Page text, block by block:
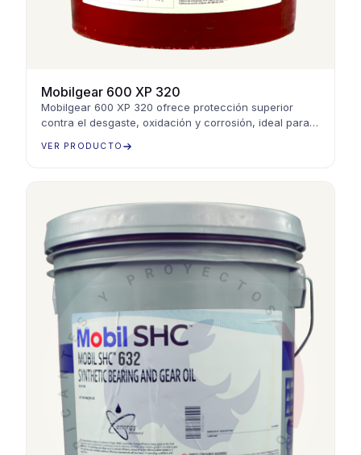
Mobilgear 600 XP 320
Mobilgear 600 XP 320 ofrece protección superior
contra el desgaste, oxidación y corrosión, ideal para
VER PRODUCTO